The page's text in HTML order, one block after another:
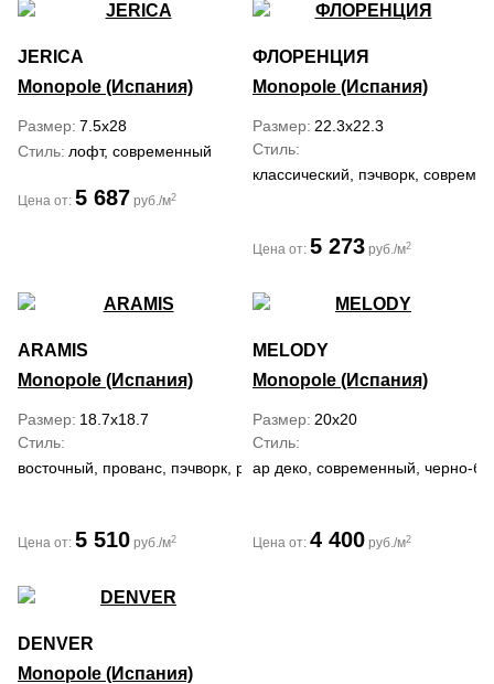
JERICA
Monopole (Испания)
Размер 7.5x28
Стиль лофт, современный
Цена от: 5 687 руб./м2
ФЛОРЕНЦИЯ
Monopole (Испания)
Размер 22.3x22.3
Стиль
классический, пэчворк,
Цена от: 5 273 руб./м2
ARAMIS
Monopole (Испания)
Размер 18.7x18.7
Стиль
восточный, прованс, пэчворк, ретро, современный
Цена от: 5 510 руб./м2
MELODY
Monopole (Испания)
Размер 20x20
Стиль
ар деко, современный, черно-
Цена от: 4 400 руб./м2
DENVER
Monopole (Испания)